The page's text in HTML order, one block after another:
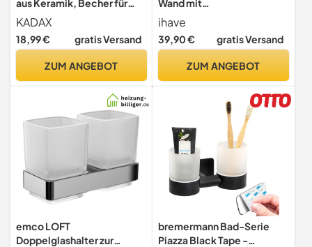
aus Keramik, Becher für
Zahnbürsten,
Zahnputzbecher,
Badbecher, Badezimmer
Zahnbürstenbecher (Weiß)
KADAX
18,99 € gratis Versand
ZUM ANGEBOT
Wand mit
Zahnpastaspender &
Schublade, Multi
Toothbrush Holder für
Große Halterung ohne
Organizer Set, inkl. 2
Becher, Schwarz
ihave
39,90 € gratis Versand
ZUM ANGEBOT
emco LOFT
Doppelglashalter zur
bremermann Bad-Serie
Piazza Black Tape -